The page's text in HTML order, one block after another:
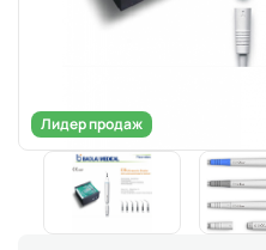
Лидер продаж